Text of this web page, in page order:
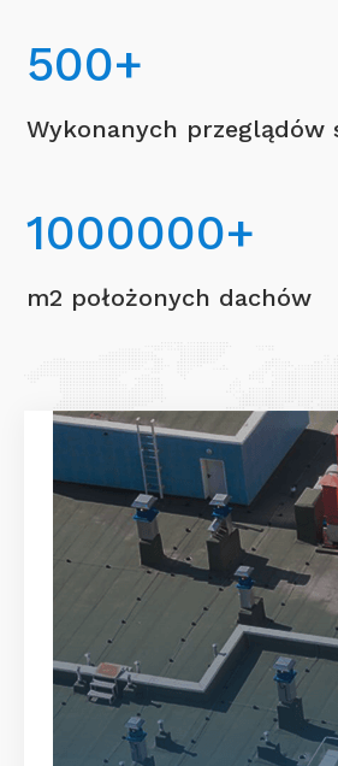
500+
Wykonanych przeglądów
1000000+
m2 położonych dachów